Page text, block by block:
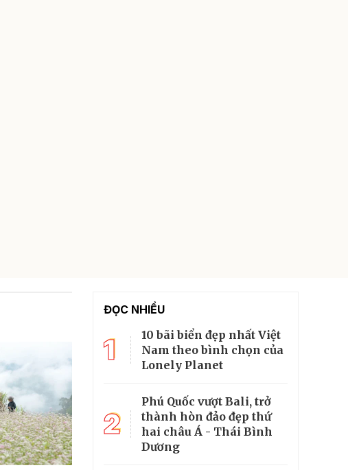
ĐỌC NHIỀU
1
10 bãi biển đẹp nhất Việt
Nam theo bình chọn của
Lonely Planet
2
Phú Quốc vượt Bali, trở
thành hòn đảo đẹp thứ
hai châu Á - Thái Bình
Dương